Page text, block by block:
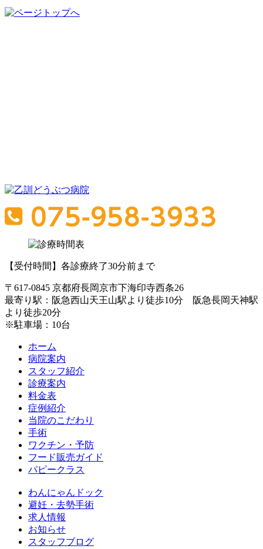
【受付時間】各診療終了30分前まで
〒617-0845 京都府長岡京市下海印寺西条26
最寄り駅：阪急西山天王山駅より徒歩10分 阪急長岡天神駅
より徒歩20分
※駐車場：10台
ホーム
病院案内
スタッフ紹介
診療案内
料金表
症例紹介
当院のこだわり
手術
ワクチン・予防
フード販売ガイド
パピークラス
わんにゃんドック
避妊・去勢手術
求人情報
お知らせ
スタッフブログ